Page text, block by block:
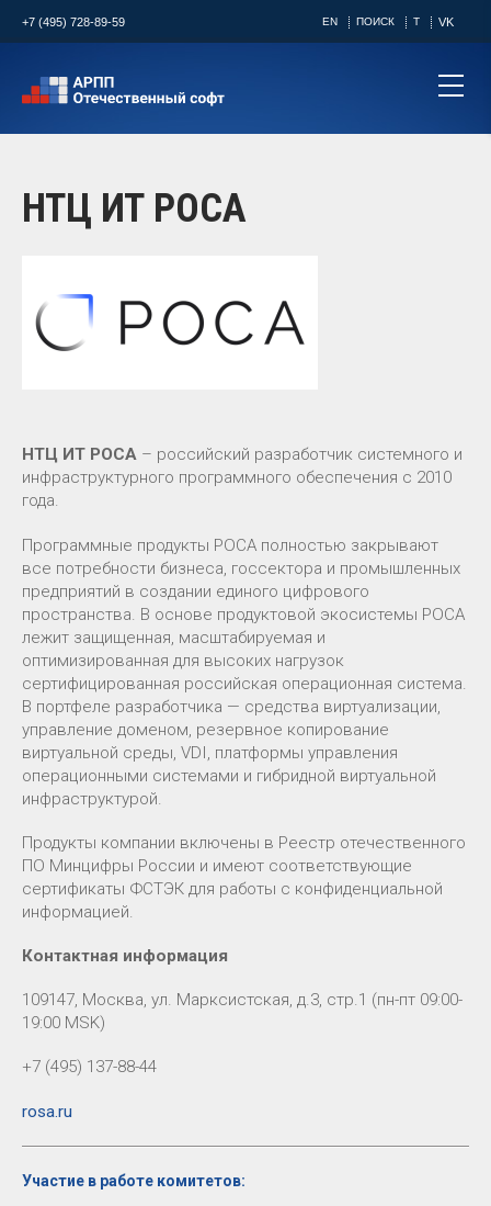
+7 (495) 728-89-59 EN ПОИСК T VK
НТЦ ИТ РОСА
НТЦ ИТ РОСА – российский разработчик системного и
инфраструктурного программного обеспечения с 2010
года.
Программные продукты РОСА полностью закрывают
все потребности бизнеса, госсектора и промышленных
предприятий в создании единого цифрового
пространства. В основе продуктовой экосистемы РОСА
лежит защищенная, масштабируемая и
оптимизированная для высоких нагрузок
сертифицированная российская операционная система.
В портфеле разработчика — средства виртуализации,
управление доменом, резервное копирование
виртуальной среды, VDI, платформы управления
операционными системами и гибридной виртуальной
инфраструктурой.
Продукты компании включены в Реестр отечественного
ПО Минцифры России и имеют соответствующие
сертификаты ФСТЭК для работы с конфиденциальной
информацией.
Контактная информация
109147, Москва, ул. Марксистская, д.3, стр.1 (пн-пт 09:00-
19:00 MSK)
+7 (495) 137-88-44
rosa.ru
Участие в работе комитетов: